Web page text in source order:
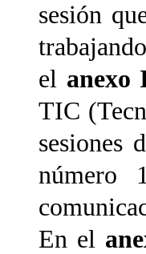
sesión
el anexo
TIC
sesiones
número
En el